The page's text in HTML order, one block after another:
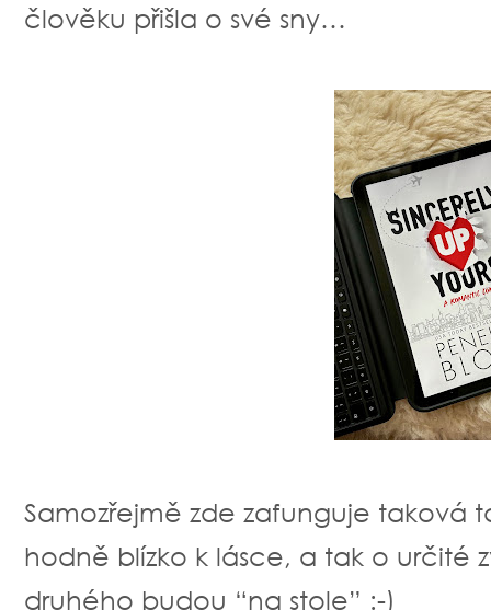
člověku přišla o své sny…
Samozřejmě zde zafunguje taková
hodně blízko k lásce, a tak o určité
druhého budou “na stole” :-)